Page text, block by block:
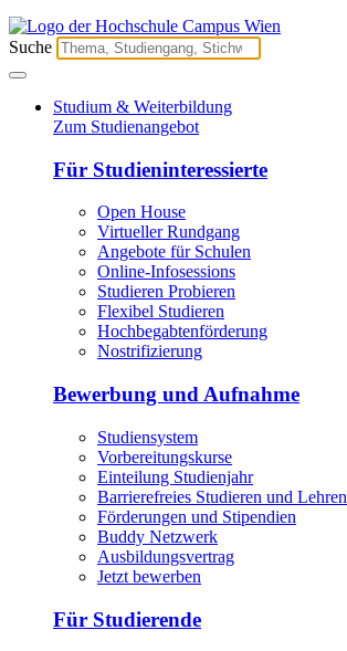
Suche
Studium & Weiterbildung
Zum Studienangebot
Für Studieninteressierte
Open House
Virtueller Rundgang
Angebote für Schulen
Online-Infosessions
Studieren Probieren
Flexibel Studieren
Hochbegabtenförderung
Nostrifizierung
Bewerbung und Aufnahme
Studiensystem
Vorbereitungskurse
Einteilung Studienjahr
Barrierefreies Studieren und Lehren
Förderungen und Stipendien
Buddy Netzwerk
Ausbildungsvertrag
Jetzt bewerben
Für Studierende